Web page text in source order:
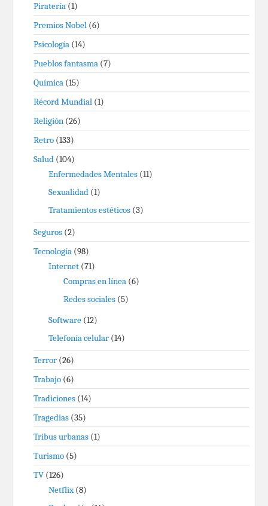
Piratería (1)
Premios Nobel (6)
Psicología (14)
Pueblos fantasma (7)
Química (15)
Récord Mundial (1)
Religión (26)
Retro (133)
Salud (104)
Enfermedades Mentales (11)
Sexualidad (1)
Tratamientos estéticos (3)
Seguros (2)
Tecnología (98)
Internet (71)
Compras en línea (6)
Redes sociales (5)
Software (12)
Telefonía celular (14)
Terror (26)
Trabajo (6)
Tradiciones (14)
Tragedias (35)
Tribus urbanas (1)
Turismo (5)
TV (126)
Netflix(8)